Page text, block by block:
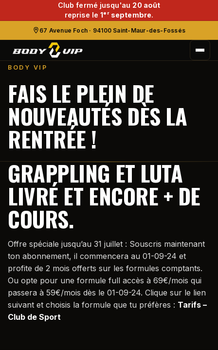
Club fermé jusqu'au 20 août
reprise le1ᵉʳ septembre.
67 Avenue Foch · 94100 Saint-Maur-des-Fossés
BODY VIP
FAIS LE PLEIN DE
NOUVEAUTÉS DÈS LA
RENTRÉE !
GRAPPLING ET LUTA
LIVRÉ ET ENCORE + DE
COURS.
Offre spéciale jusqu’au 31 juillet : Souscris maintenant
ton abonnement, il commencera au 01-09-24 et
profite de 2 mois offerts sur les formules comptants.
Ou opte pour une formule full accès à 69€/mois qui
passera à 59€/mois dès le 01-09-24. Clique sur le lien
suivant et choisis la formule que tu préfères : Tarifs –
Club de Sport